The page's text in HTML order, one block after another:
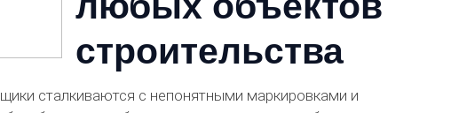
строительства
сталкиваются с непонятными маркировками и